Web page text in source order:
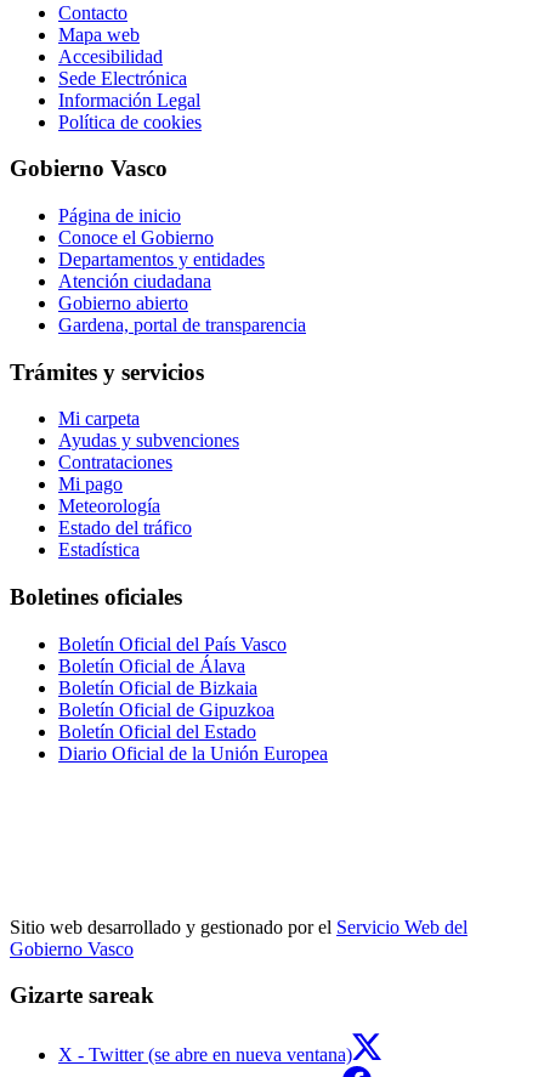
Contacto
Mapa web
Accesibilidad
Sede Electrónica
Información Legal
Política de cookies
Gobierno Vasco
Página de inicio
Conoce el Gobierno
Departamentos y entidades
Atención ciudadana
Gobierno abierto
Gardena, portal de transparencia
Trámites y servicios
Mi carpeta
Ayudas y subvenciones
Contrataciones
Mi pago
Meteorología
Estado del tráfico
Estadística
Boletines oficiales
Boletín Oficial del País Vasco
Boletín Oficial de Álava
Boletín Oficial de Bizkaia
Boletín Oficial de Gipuzkoa
Boletín Oficial del Estado
Diario Oficial de la Unión Europea
Sitio web desarrollado y gestionado por el Servicio Web del
Gobierno Vasco
Gizarte sareak
X - Twitter (se abre en nueva ventana)